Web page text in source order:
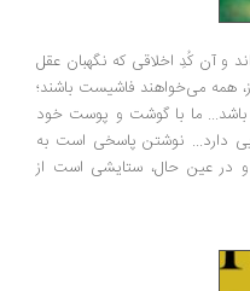
اخلاقی که نگهبان عقل
فاشیست باشند؛
ما با گوشت و پوست خود
نوشتن پاسخی است به
حال، ستایشی است از